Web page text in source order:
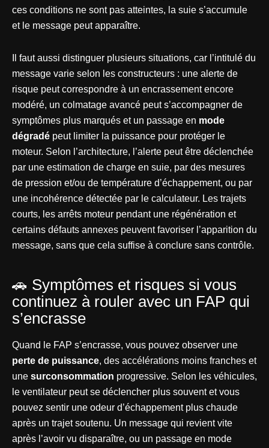
ces conditions ne sont pas atteintes, la suie s’accumule
et le message peut apparaître.
Il faut aussi distinguer plusieurs situations, car l’intitulé du
message varie selon les constructeurs : une alerte de
risque peut correspondre à un encrassement encore
modéré, un colmatage avancé peut s’accompagner de
symptômes plus marqués et un passage en mode
dégradé peut limiter la puissance pour protéger le
moteur. Selon l’architecture, l’alerte peut être déclenchée
par une estimation de charge en suie, par des mesures
de pression et/ou de température d’échappement, ou par
une incohérence détectée par le calculateur. Les trajets
courts, les arrêts moteur pendant une régénération et
certains défauts annexes peuvent favoriser l’apparition du
message, sans que cela suffise à conclure sans contrôle.
🚗 Symptômes et risques si vous
continuez à rouler avec un FAP qui
s’encrasse
Quand le FAP s’encrasse, vous pouvez observer une
perte de puissance, des accélérations moins franches et
une surconsommation progressive. Selon les véhicules,
le ventilateur peut se déclencher plus souvent et vous
pouvez sentir une odeur d’échappement plus chaude
après un trajet soutenu. Un message qui revient vite
après l’avoir vu disparaître, ou un passage en mode